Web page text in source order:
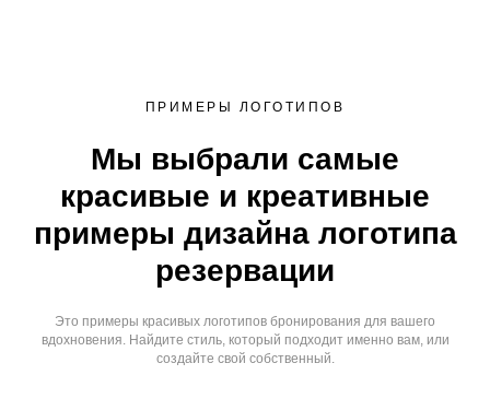
ПРИМЕРЫ ЛОГОТИПОВ
Мы выбрали самые
красивые и креативные
примеры дизайна логотипа
резервации
Это примеры красивых логотипов бронирования для вашего
вдохновения. Найдите стиль, который подходит именно вам, или
создайте свой собственный.